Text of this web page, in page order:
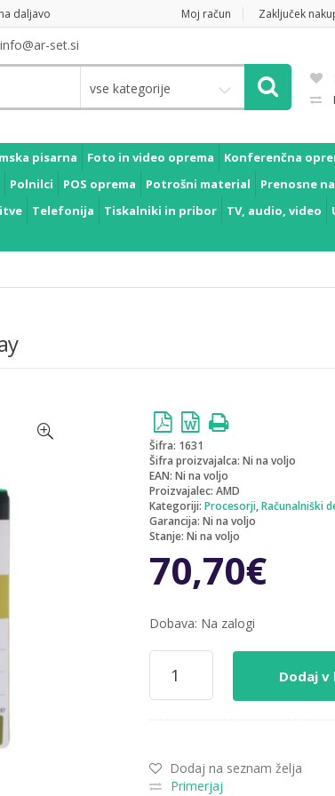
daljavo Moj račun Zaključek
info@ar-set.si
vse kategorije
pisarna Foto in video oprema Konferenčna
Polnilci POS oprema Potrošni material Prenosne
Telefonija Tiskalniki in pribor TV, audio, video
Šifra: 1631
Šifra proizvajalca: Ni na voljo
EAN: Ni na voljo
Proizvajalec: AMD
Kategoriji: Procesorji,Računalniški
Garancija: Ni na voljo
Stanje: Ni na voljo
70,70€
Dobava: Na zalogi
Procesor
AMD
AM2
3800+
Tray
Dodaj v
Dodaj na seznam želja
Primerjaj